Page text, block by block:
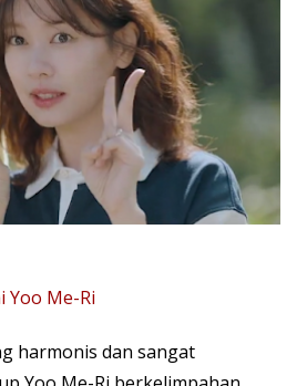
Yoo Me-Ri
harmonis dan sangat